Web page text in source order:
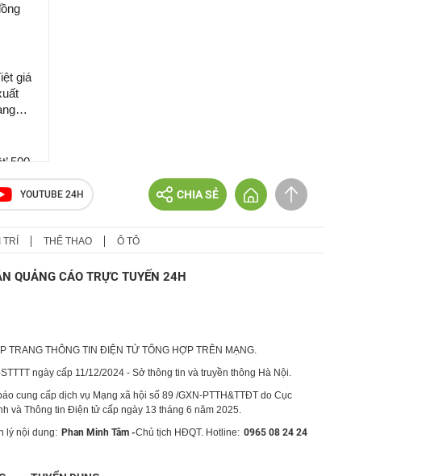
giá
500
phá ở
anh
YOUTUBE 24H CHIA SẺ
TRÍ THỂ THAO Ô TÔ
QUẢNG CÁO TRỰC TUYẾN 24H
TRANG THÔNG TIN ĐIỆN TỬ TỔNG HỢP TRÊN MẠNG.
ngày cấp 11/12/2024 - Sở thông tin và truyền thông Hà Nội.
cung cấp dịch vụ Mạng xã hội số 89 /GXN-PTTH&TTĐT do Cục
và Thông tin Điện tử cấp ngày 13 tháng 6 năm 2025.
lý nội dung: Phan Minh Tâm -Chủ tịch HĐQT. Hotline: 0965 08 24 24